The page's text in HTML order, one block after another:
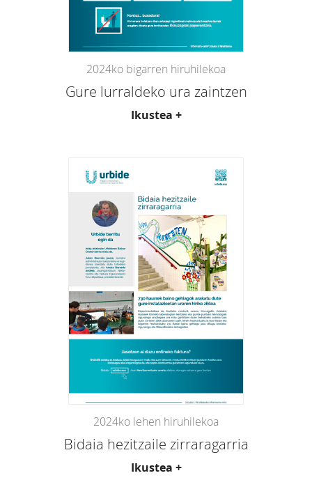
2024ko bigarren hiruhilekoa
Gure lurraldeko ura zaintzen
Ikustea +
2024ko lehen hiruhilekoa
Bidaia hezitzaile zirraragarria
Ikustea +